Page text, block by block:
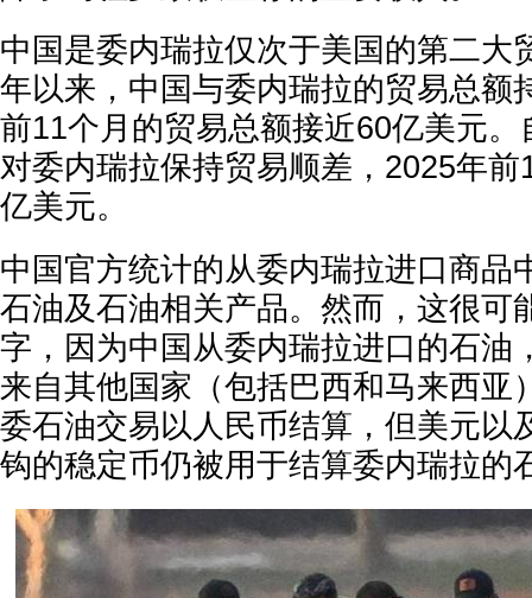
中国是委内瑞拉仅次于美国的第二大
年以来，中国与委内瑞拉的贸易总额
前11个月的贸易总额接近60亿美元
对委内瑞拉保持贸易顺差，2025年
亿美元。
中国官方统计的从委内瑞拉进口商品
石油及石油相关产品。然而，这很可
字，因为中国从委内瑞拉进口的石油
来自其他国家（包括巴西和马来西亚
委石油交易以人民币结算，但美元以
钩的稳定币仍被用于结算委内瑞拉的